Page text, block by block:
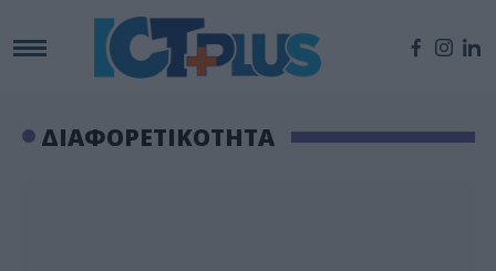
ΔΙΑΦΟΡΕΤΙΚΟΤΗΤΑ